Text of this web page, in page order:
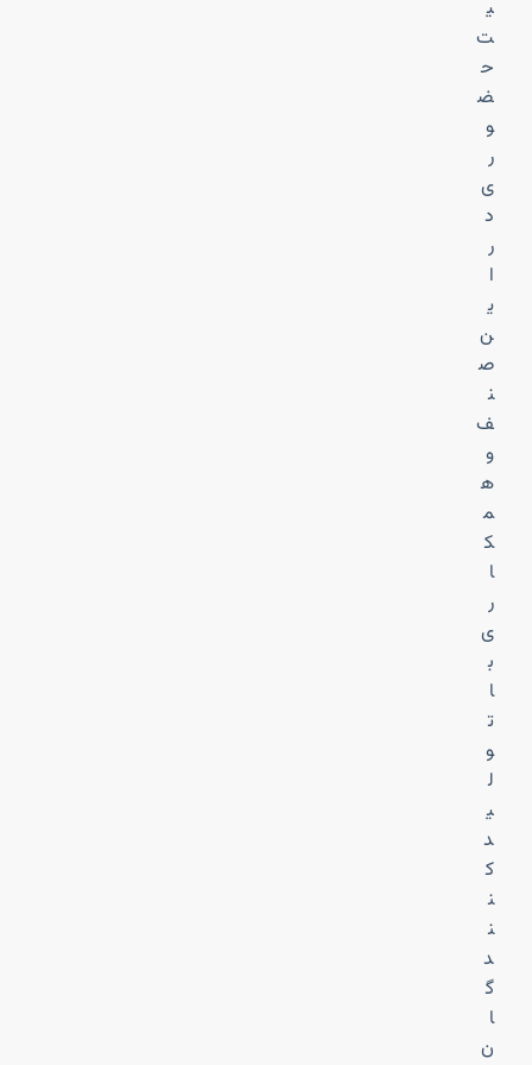
ی
ت
ح
ض
و
ر
ی
د
ر
ا
ی
ن
ص
ن
ف
و
ه
م
ک
ا
ر
ی
ب
ا
ت
و
ل
ی
د
ک
ن
ن
د
گ
ا
ن